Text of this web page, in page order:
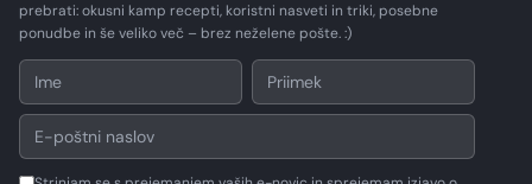
prebrati: okusni kamp recepti, koristni nasveti in triki, posebne
ponudbe in še veliko več – brez neželene pošte. :)